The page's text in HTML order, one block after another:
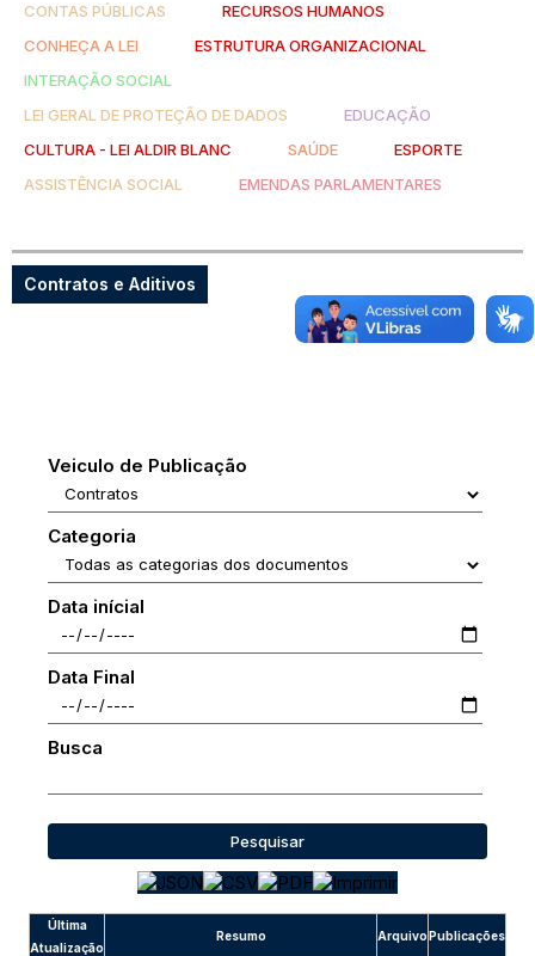
CONTAS PÚBLICAS
RECURSOS HUMANOS
CONHEÇA A LEI
ESTRUTURA ORGANIZACIONAL
INTERAÇÃO SOCIAL
LEI GERAL DE PROTEÇÃO DE DADOS
EDUCAÇÃO
CULTURA - LEI ALDIR BLANC
SAÚDE
ESPORTE
ASSISTÊNCIA SOCIAL
EMENDAS PARLAMENTARES
Contratos e Aditivos
Veiculo de Publicação
Categoria
Data inícial
Data Final
Busca
Pesquisar
Última
Atualização
Resumo ArquivoPublicações